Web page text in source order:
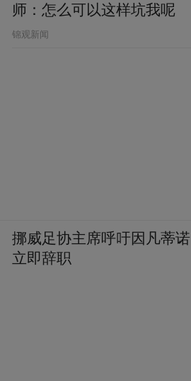
师：怎么可以这样坑我呢
锦观新闻
挪威足协主席呼吁因凡蒂诺
立即辞职